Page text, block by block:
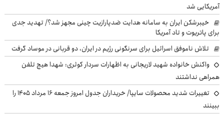
آمریکایی شد
خیبرشکن ایران به سامانه هدایت ضدپارازیت چینی مجهز شد؟/ تهدید جدی
برای پاتریوت و تاد آمریکا
تلاش ناموفق اسرائیل برای سرنگونی رژیم در ایران، دو قربانی در موساد گرفت
واکنش خانواده شهید لاریجانی به اظهارات سردار کوثری: شهدا هیچ تلفن
همراهی نداشتند
تغییرات شدید محصولات سایپا/ خریداران جدول امروز جمعه ۱۶ مرداد ۱۴۰۵ را
ببینند